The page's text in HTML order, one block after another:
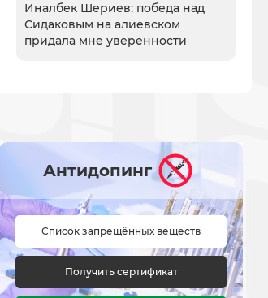
Иналбек Шериев: победа над
Сидаковым на алиевском
придала мне уверенности
Антидопинг
Список запрещённых веществ
Получить сертификат